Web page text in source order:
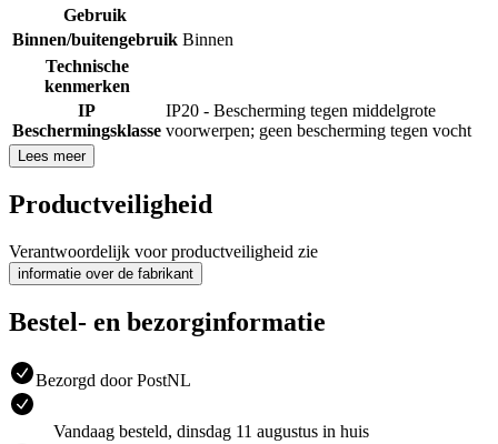
Gebruik
Binnen/buitengebruik Binnen
Technische
kenmerken
IP
Beschermingsklasse
IP20 - Bescherming tegen middelgrote
voorwerpen; geen bescherming tegen vocht
Lees meer
Productveiligheid
Verantwoordelijk voor productveiligheid zie
informatie over de fabrikant
Bestel- en bezorginformatie
Bezorgd door PostNL
Vandaag besteld, dinsdag 11 augustus in huis